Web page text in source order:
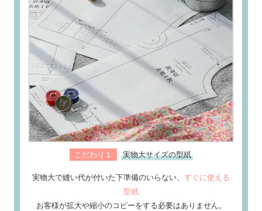
こだわり１ 実物大サイズの型紙
実物大で縫い代が付いた下準備のいらない、 すぐに使える
型紙
お客様が拡大や縮小のコピーをする必要はありません。